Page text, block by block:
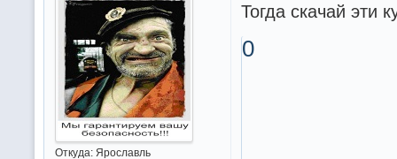
Откуда:Ярославль
Тогда скачай эти
0